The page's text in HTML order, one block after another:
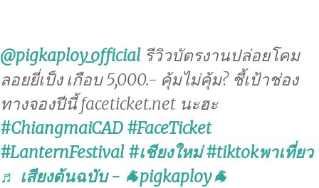
@pigkaploy_official รีวิวบัตรงานปล่อยโคม
ลอยยี่เป็ง เกือบ 5,000.- คุ้มไม่คุ้ม? ชี้เป้าช่อง
ทางจองปีนี้ faceticket.net นะฮะ
#ChiangmaiCAD #FaceTicket
#LanternFestival #เชียงใหม่ #tiktokพาเที่ยว
♬ เสียงต้นฉบับ - 🐐pigkaploy🐐